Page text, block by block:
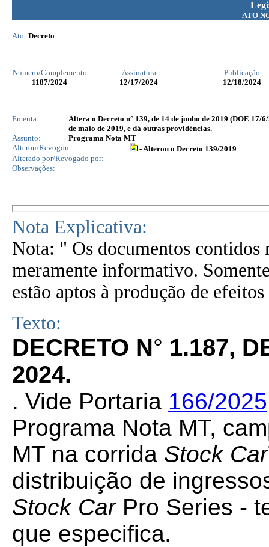
ATO
Ato: Decreto
Número/Complemento Assinatura
Publicação
1187/2024 12/17/2024 12/18/2024
Ementa:
Altera o Decreto n° 139, de 14 de junho de 2019 (DOE
de maio de 2019, e dá outras providências.
Assunto:
Programa Nota MT
Alterou/Revogou:
- Alterou o Decreto 139/2019
Alterado por/Revogado por:
Observações:
Nota Explicativa:
Nota: " Os documentos contidos
meramente informativo.
estão aptos à produção de
Texto:
DECRETO N° 1.187,
2024.
. Vide Portaria 166/2025
Programa Nota MT,
MT na corrida Stock Car
distribuição de
Stock Car Pro Series -
que especifica.